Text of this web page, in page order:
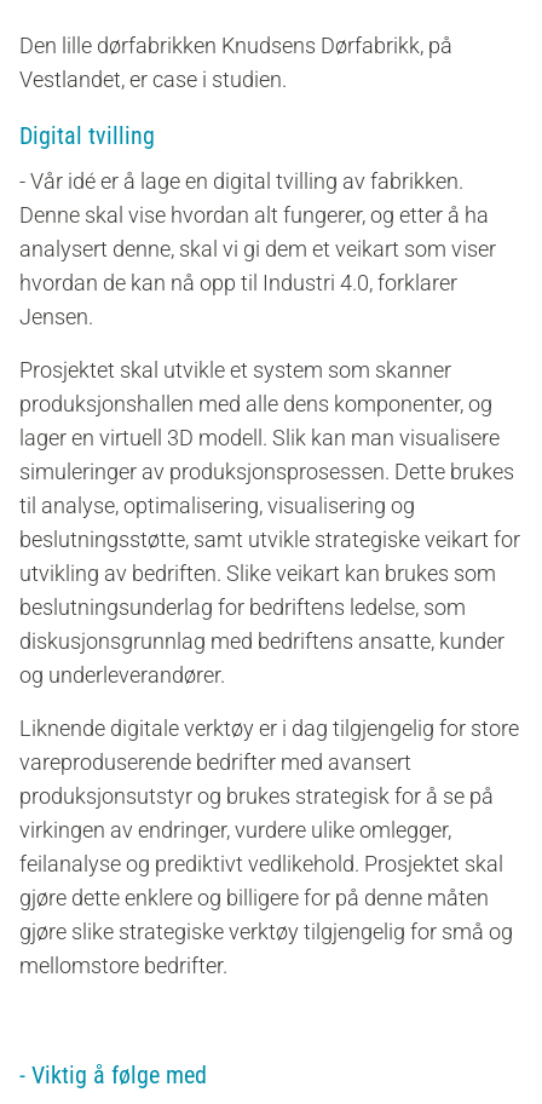
Den lille dørfabrikken Knudsens Dørfabrikk, på
Vestlandet, er case i studien.
Digital tvilling
- Vår idé er å lage en digital tvilling av fabrikken.
Denne skal vise hvordan alt fungerer, og etter å ha
analysert denne, skal vi gi dem et veikart som viser
hvordan de kan nå opp til Industri 4.0, forklarer
Jensen.
Prosjektet skal utvikle et system som skanner
produksjonshallen med alle dens komponenter, og
lager en virtuell 3D modell. Slik kan man visualisere
simuleringer av produksjonsprosessen. Dette brukes
til analyse, optimalisering, visualisering og
beslutningsstøtte, samt utvikle strategiske veikart for
utvikling av bedriften. Slike veikart kan brukes som
beslutningsunderlag for bedriftens ledelse, som
diskusjonsgrunnlag med bedriftens ansatte, kunder
og underleverandører.
Liknende digitale verktøy er i dag tilgjengelig for store
vareproduserende bedrifter med avansert
produksjonsutstyr og brukes strategisk for å se på
virkingen av endringer, vurdere ulike omlegger,
feilanalyse og prediktivt vedlikehold. Prosjektet skal
gjøre dette enklere og billigere for på denne måten
gjøre slike strategiske verktøy tilgjengelig for små og
mellomstore bedrifter.
- Viktig å følge med